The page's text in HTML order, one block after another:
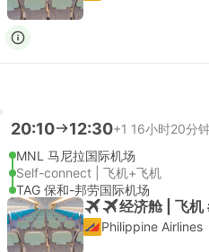
20:10 12:30+1 16小时20分钟
MNL 马尼拉国际机场
Self-connect | 飞机+飞机
TAG 保和-邦劳国际机场
经济舱 | 飞
Philippine Airlines